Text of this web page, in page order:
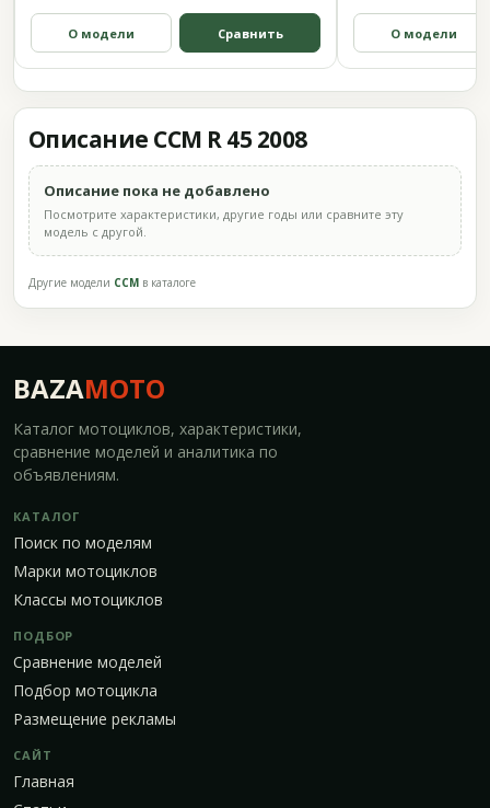
О модели Сравнить О модели
Описание CCM R 45 2008
Описание пока не добавлено
Посмотрите характеристики, другие годы или сравните эту
модель с другой.
Другие модели CCM в каталоге
BAZAMOTO
Каталог мотоциклов, характеристики,
сравнение моделей и аналитика по
объявлениям.
КАТАЛОГ
Поиск по моделям
Марки мотоциклов
Классы мотоциклов
ПОДБОР
Сравнение моделей
Подбор мотоцикла
Размещение рекламы
САЙТ
Главная